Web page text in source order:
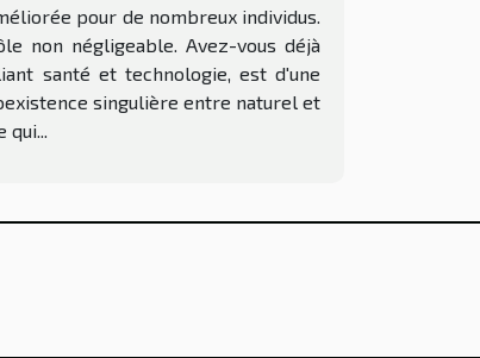
pour de nombreux individus.
non négligeable. Avez-vous déjà
santé et technologie, est d'une
singulière entre naturel et